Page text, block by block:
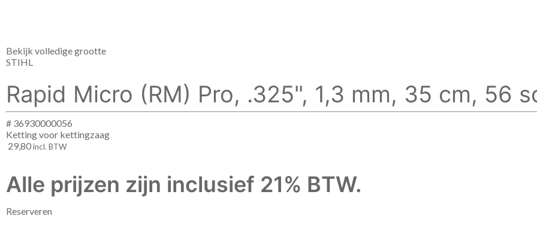
Bekijk volledige grootte
STIHL
Rapid Micro (RM) Pro, .325", 1,3 mm, 35 cm, 56
# 36930000056
Ketting voor kettingzaag
29,80incl. BTW
Alle prijzen zijn inclusief 21% BTW.
Reserveren